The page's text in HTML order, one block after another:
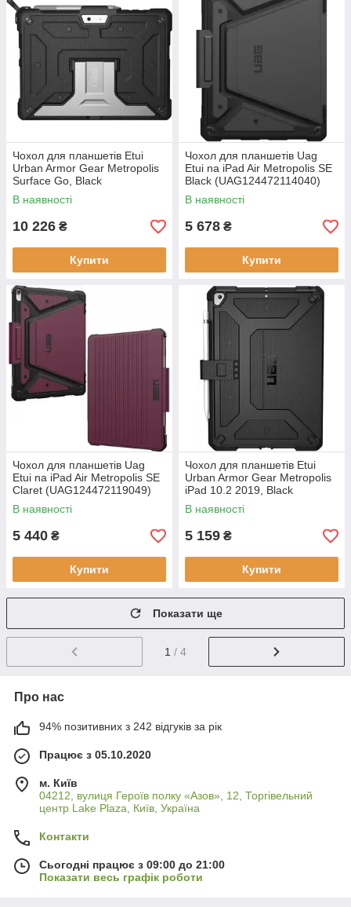
Чохол для планшетів Etui
Urban Armor Gear Metropolis
Surface Go, Black
(852524008730)
В наявності
10 226 ₴
Купити
Чохол для планшетів Uag
Etui na iPad Air Metropolis SE
Black (UAG124472114040)
В наявності
5 678 ₴
Купити
Чохол для планшетів Uag
Etui na iPad Air Metropolis SE
Claret (UAG124472119049)
В наявності
5 440 ₴
Купити
Чохол для планшетів Etui
Urban Armor Gear Metropolis
iPad 10.2 2019, Black
(812451033359)
В наявності
5 159 ₴
Купити
Показати ще
1 / 4
Про нас
94% позитивних з 242 відгуків за рік
Працює з 05.10.2020
м. Київ
04212, вулиця Героїв полку «Азов», 12, Торгівельний
центр Lake Plaza, Київ, Україна
Контакти
Сьогодні працює з 09:00 до 21:00
Показати весь графік роботи